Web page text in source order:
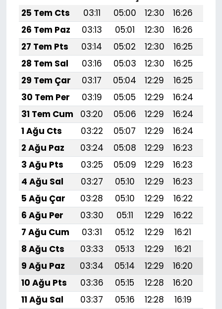
25 Tem Cts
03:11 05:00 12:30 16:26
26 Tem Paz
03:13 05:01 12:30 16:26
27 Tem Pts
03:14 05:02 12:30 16:25
28 Tem Sal
03:16 05:03 12:30 16:25
29 Tem Çar
03:17 05:04 12:29 16:25
30 Tem Per
03:19 05:05 12:29 16:24
31 Tem Cum
03:20 05:06 12:29 16:24
1 Ağu Cts
03:22 05:07 12:29 16:24
2 Ağu Paz
03:24 05:08 12:29 16:23
3 Ağu Pts
03:25 05:09 12:29 16:23
4 Ağu Sal
03:27 05:10 12:29 16:23
5 Ağu Çar
03:28 05:10 12:29 16:22
6 Ağu Per
03:30 05:11 12:29 16:22
7 Ağu Cum
03:31 05:12 12:29 16:21
8 Ağu Cts
03:33 05:13 12:29 16:21
9 Ağu Paz
03:34 05:14 12:29 16:20
10 Ağu Pts
03:36 05:15 12:28 16:20
11 Ağu Sal
03:37 05:16 12:28 16:19